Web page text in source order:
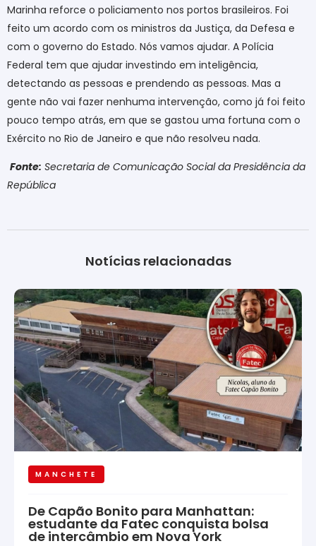
Marinha reforce o policiamento nos portos brasileiros. Foi
feito um acordo com os ministros da Justiça, da Defesa e
com o governo do Estado. Nós vamos ajudar. A Polícia
Federal tem que ajudar investindo em inteligência,
detectando as pessoas e prendendo as pessoas. Mas a
gente não vai fazer nenhuma intervenção, como já foi feito
pouco tempo atrás, em que se gastou uma fortuna com o
Exército no Rio de Janeiro e que não resolveu nada.
Fonte: Secretaria de Comunicação Social da Presidência da
República
Notícias relacionadas
MANCHETE
De Capão Bonito para Manhattan:
estudante da Fatec conquista bolsa
de intercâmbio em Nova York